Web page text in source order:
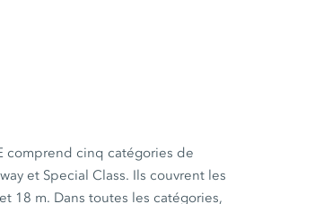
comprend cinq catégories de
et Special Class. Ils couvrent les
18 m. Dans toutes les catégories,